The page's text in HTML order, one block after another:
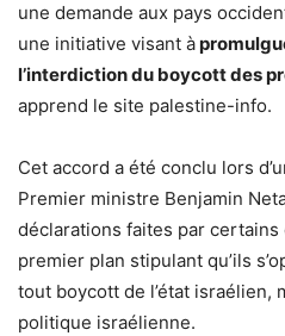
une demande aux pays
une initiative visant à
l’interdiction du boycott des
apprend le site palestine-info.
Cet accord a été conclu lors
Premier ministre Benjamin
déclarations faites par
premier plan stipulant qu’ils
tout boycott de l’état israélien,
politique israélienne.